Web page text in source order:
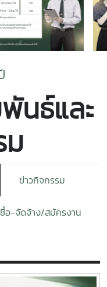
นธ์และ
ข่าวกิจกรรม
อ-จัดจ้าง/สมัครงาน